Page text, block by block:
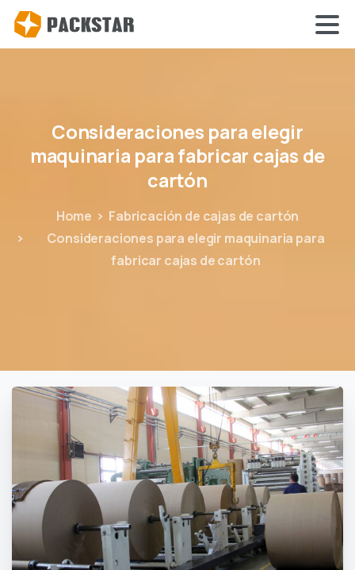
Consideraciones paraelegir
maquinaria parafabricar cajas de
cartón
Home
Fabricación de cajas de cartón
Consideraciones para elegir maquinaria para
fabricar cajas de cartón